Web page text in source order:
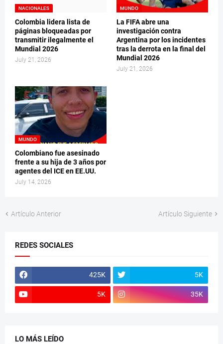
NACIONALES
Colombia lidera lista de
páginas bloqueadas por
transmitir ilegalmente el
Mundial 2026
July 21, 2026
MUNDO
La FIFA abre una
investigación contra
Argentina por los incidentes
tras la derrota en la final del
Mundial 2026
July 21, 2026
MUNDO
Colombiano fue asesinado
frente a su hija de 3 años por
agentes del ICE en EE.UU.
July 14, 2026
Artículo Anterior Artículo Siguiente
REDES SOCIALES
425K 5K
5K 35K
LO MÁS LEÍDO